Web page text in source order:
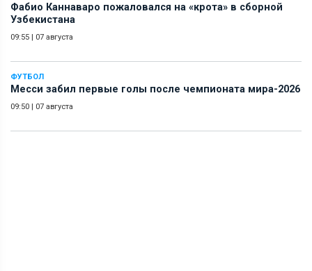
Фабио Каннаваро пожаловался на «крота» в сборной
Узбекистана
09:55 | 07 августа
ФУТБОЛ
Месси забил первые голы после чемпионата мира-2026
09:50 | 07 августа